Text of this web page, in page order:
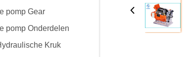
pomp Gear
pomp Onderdelen
Kruk